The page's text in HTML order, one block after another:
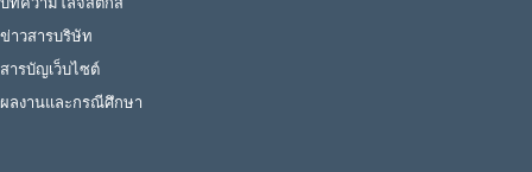
ข่าวสารบริษัท
สารบัญเว็บไซต์
ผลงานและกรณีศึกษา